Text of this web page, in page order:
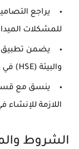
يراجع
للمشكلات
يضمن تطبيق
والبيئة (HSE) في موقع العمل.
ينسق مع قسم
اللازمة للإنشاء
الشروط